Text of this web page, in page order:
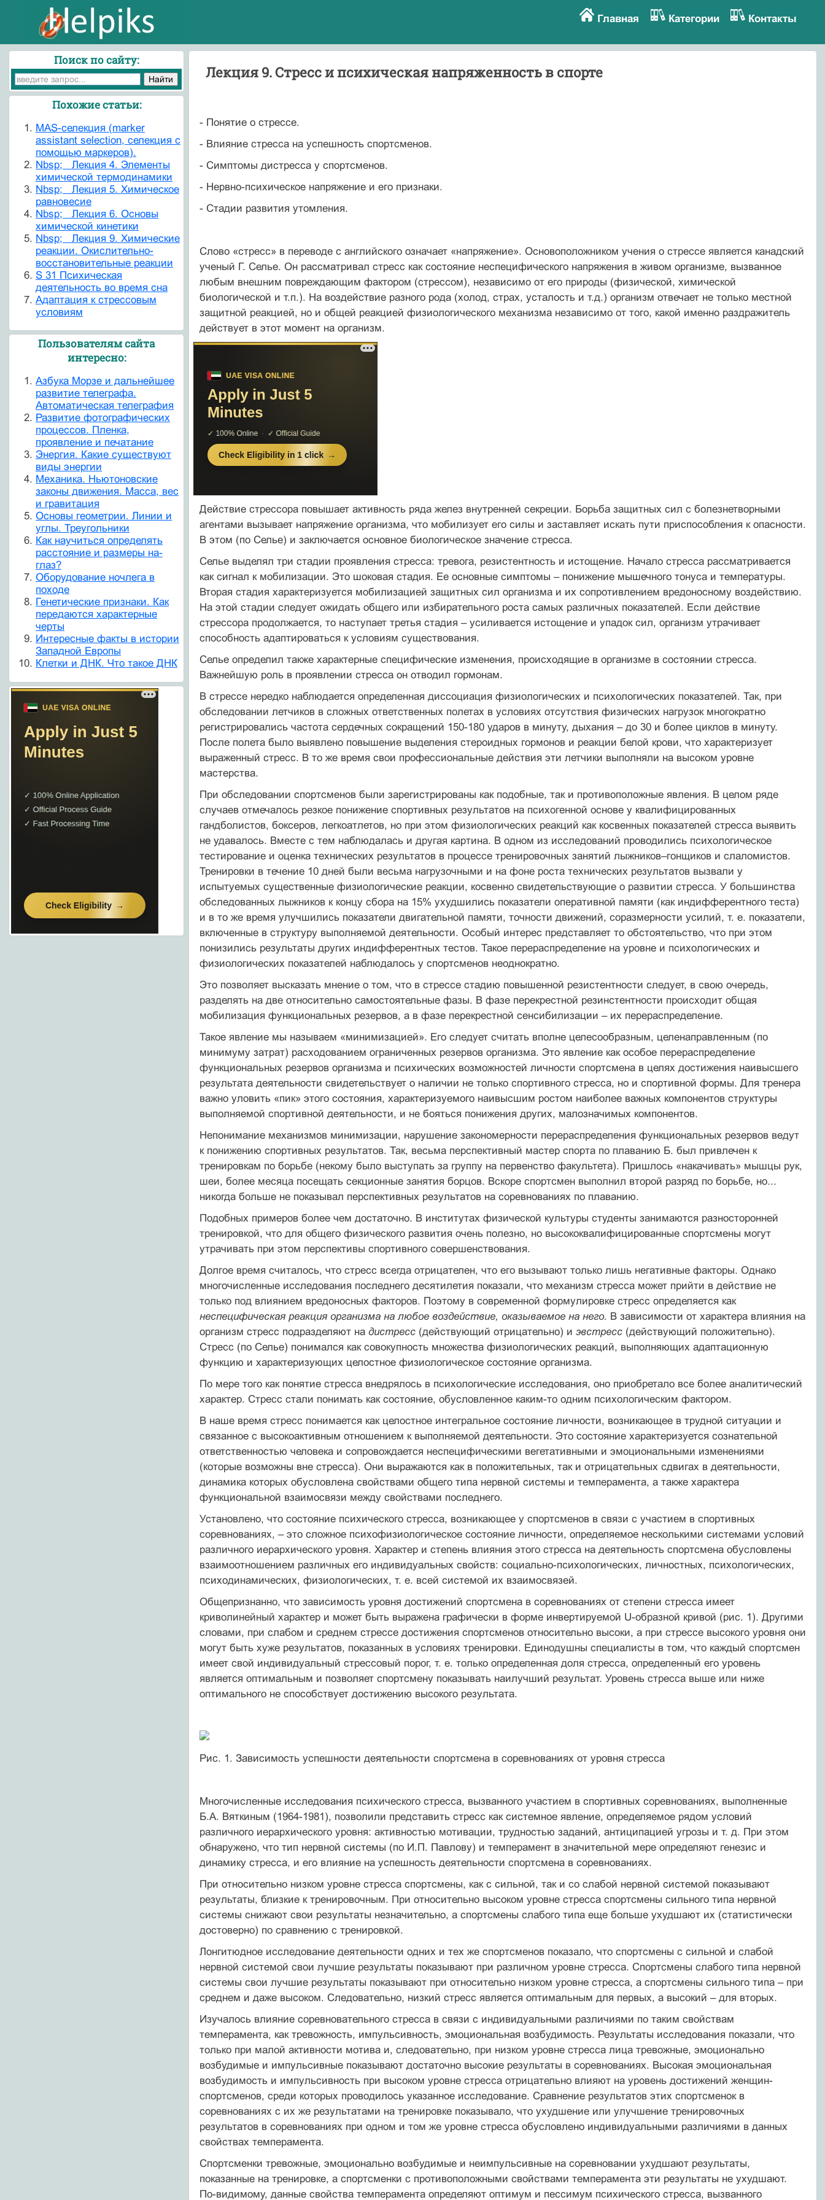
Главная Категории Контакты
Лекция 9. Стресс и психическая напряженность в спорте
- Понятие о стрессе.
- Влияние стресса на успешность спортсменов.
- Симптомы дистресса у спортсменов.
- Нервно-психическое напряжение и его признаки.
- Стадии развития утомления.
Слово «стресс» в переводе с английского означает «напряжение». Основоположником учения о стрессе является канадский
ученый Г. Селье. Он рассматривал стресс как состояние неспецифического напряжения в живом организме, вызванное
любым внешним повреждающим фактором (стрессом), независимо от его природы (физической, химической
биологической и т.п.). На воздействие разного рода (холод, страх, усталость и т.д.) организм отвечает не только местной
защитной реакцией, но и общей реакцией физиологического механизма независимо от того, какой именно раздражитель
действует в этот момент на организм.
Действие стрессора повышает активность ряда желез внутренней секреции. Борьба защитных сил с болезнетворными
агентами вызывает напряжение организма, что мобилизует его силы и заставляет искать пути приспособления к опасности.
В этом (по Селье) и заключается основное биологическое значение стресса.
Селье выделял три стадии проявления стресса: тревога, резистентность и истощение. Начало стресса рассматривается
как сигнал к мобилизации. Это шоковая стадия. Ее основные симптомы – понижение мышечного тонуса и температуры.
Вторая стадия характеризуется мобилизацией защитных сил организма и их сопротивлением вредоносному воздействию.
На этой стадии следует ожидать общего или избирательного роста самых различных показателей. Если действие
стрессора продолжается, то наступает третья стадия – усиливается истощение и упадок сил, организм утрачивает
способность адаптироваться к условиям существования.
Селье определил также характерные специфические изменения, происходящие в организме в состоянии стресса.
Важнейшую роль в проявлении стресса он отводил гормонам.
В стрессе нередко наблюдается определенная диссоциация физиологических и психологических показателей. Так, при
обследовании летчиков в сложных ответственных полетах в условиях отсутствия физических нагрузок многократно
регистрировались частота сердечных сокращений 150-180 ударов в минуту, дыхания – до 30 и более циклов в минуту.
После полета было выявлено повышение выделения стероидных гормонов и реакции белой крови, что характеризует
выраженный стресс. В то же время свои профессиональные действия эти летчики выполняли на высоком уровне
мастерства.
При обследовании спортсменов были зарегистрированы как подобные, так и противоположные явления. В целом ряде
случаев отмечалось резкое понижение спортивных результатов на психогенной основе у квалифицированных
гандболистов, боксеров, легкоатлетов, но при этом физиологических реакций как косвенных показателей стресса выявить
не удавалось. Вместе с тем наблюдалась и другая картина. В одном из исследований проводились психологическое
тестирование и оценка технических результатов в процессе тренировочных занятий лыжников–гонщиков и слаломистов.
Тренировки в течение 10 дней были весьма нагрузочными и на фоне роста технических результатов вызвали у
испытуемых существенные физиологические реакции, косвенно свидетельствующие о развитии стресса. У большинства
обследованных лыжников к концу сбора на 15% ухудшились показатели оперативной памяти (как индифферентного теста)
и в то же время улучшились показатели двигательной памяти, точности движений, соразмерности усилий, т. е. показатели,
включенные в структуру выполняемой деятельности. Особый интерес представляет то обстоятельство, что при этом
понизились результаты других индифферентных тестов. Такое перераспределение на уровне и психологических и
физиологических показателей наблюдалось у спортсменов неоднократно.
Это позволяет высказать мнение о том, что в стрессе стадию повышенной резистентности следует, в свою очередь,
разделять на две относительно самостоятельные фазы. В фазе перекрестной резинстентности происходит общая
мобилизация функциональных резервов, а в фазе перекрестной сенсибилизации – их перераспределение.
Такое явление мы называем «минимизацией». Его следует считать вполне целесообразным, целенаправленным (по
минимуму затрат) расходованием ограниченных резервов организма. Это явление как особое перераспределение
функциональных резервов организма и психических возможностей личности спортсмена в целях достижения наивысшего
результата деятельности свидетельствует о наличии не только спортивного стресса, но и спортивной формы. Для тренера
важно уловить «пик» этого состояния, характеризуемого наивысшим ростом наиболее важных компонентов структуры
выполняемой спортивной деятельности, и не бояться понижения других, малозначимых компонентов.
Непонимание механизмов минимизации, нарушение закономерности перераспределения функциональных резервов ведут
к понижению спортивных результатов. Так, весьма перспективный мастер спорта по плаванию Б. был привлечен к
тренировкам по борьбе (некому было выступать за группу на первенство факультета). Пришлось «накачивать» мышцы рук,
шеи, более месяца посещать секционные занятия борцов. Вскоре спортсмен выполнил второй разряд по борьбе, но...
никогда больше не показывал перспективных результатов на соревнованиях по плаванию.
Подобных примеров более чем достаточно. В институтах физической культуры студенты занимаются разносторонней
тренировкой, что для общего физического развития очень полезно, но высококвалифицированные спортсмены могут
утрачивать при этом перспективы спортивного совершенствования.
Долгое время считалось, что стресс всегда отрицателен, что его вызывают только лишь негативные факторы. Однако
многочисленные исследования последнего десятилетия показали, что механизм стресса может прийти в действие не
только под влиянием вредоносных факторов. Поэтому в современной формулировке стресс определяется как
неспецифическая реакция организма на любое воздействие, оказываемое на него. В зависимости от характера влияния на
организм стресс подразделяют на дистресс (действующий отрицательно) и эвстресс (действующий положительно).
Стресс (по Селье) понимался как совокупность множества физиологических реакций, выполняющих адаптационную
функцию и характеризующих целостное физиологическое состояние организма.
По мере того как понятие стресса внедрялось в психологические исследования, оно приобретало все более аналитический
характер. Стресс стали понимать как состояние, обусловленное каким-то одним психологическим фактором.
В наше время стресс понимается как целостное интегральное состояние личности, возникающее в трудной ситуации и
связанное с высокоактивным отношением к выполняемой деятельности. Это состояние характеризуется сознательной
ответственностью человека и сопровождается неспецифическими вегетативными и эмоциональными изменениями
(которые возможны вне стресса). Они выражаются как в положительных, так и отрицательных сдвигах в деятельности,
динамика которых обусловлена свойствами общего типа нервной системы и темперамента, а также характера
функциональной взаимосвязи между свойствами последнего.
Установлено, что состояние психического стресса, возникающее у спортсменов в связи с участием в спортивных
соревнованиях, – это сложное психофизиологическое состояние личности, определяемое несколькими системами условий
различного иерархического уровня. Характер и степень влияния этого стресса на деятельность спортсмена обусловлены
взаимоотношением различных его индивидуальных свойств: социально-психологических, личностных, психологических,
психодинамических, физиологических, т. е. всей системой их взаимосвязей.
Общепризнанно, что зависимость уровня достижений спортсмена в соревнованиях от степени стресса имеет
криволинейный характер и может быть выражена графически в форме инвертируемой U-образной кривой (рис. 1). Другими
словами, при слабом и среднем стрессе достижения спортсменов относительно высоки, а при стрессе высокого уровня они
могут быть хуже результатов, показанных в условиях тренировки. Единодушны специалисты в том, что каждый спортсмен
имеет свой индивидуальный стрессовый порог, т. е. только определенная доля стресса, определенный его уровень
является оптимальным и позволяет спортсмену показывать наилучший результат. Уровень стресса выше или ниже
оптимального не способствует достижению высокого результата.
Рис. 1. Зависимость успешности деятельности спортсмена в соревнованиях от уровня стресса
Многочисленные исследования психического стресса, вызванного участием в спортивных соревнованиях, выполненные
Б.А. Вяткиным (1964-1981), позволили представить стресс как системное явление, определяемое рядом условий
различного иерархического уровня: активностью мотивации, трудностью заданий, антиципацией угрозы и т. д. При этом
обнаружено, что тип нервной системы (по И.П. Павлову) и темперамент в значительной мере определяют генезис и
динамику стресса, и его влияние на успешность деятельности спортсмена в соревнованиях.
При относительно низком уровне стресса спортсмены, как с сильной, так и со слабой нервной системой показывают
результаты, близкие к тренировочным. При относительно высоком уровне стресса спортсмены сильного типа нервной
системы снижают свои результаты незначительно, а спортсмены слабого типа еще больше ухудшают их (статистически
достоверно) по сравнению с тренировкой.
Лонгитюдное исследование деятельности одних и тех же спортсменов показало, что спортсмены с сильной и слабой
нервной системой свои лучшие результаты показывают при различном уровне стресса. Спортсмены слабого типа нервной
системы свои лучшие результаты показывают при относительно низком уровне стресса, а спортсмены сильного типа – при
среднем и даже высоком. Следовательно, низкий стресс является оптимальным для первых, а высокий – для вторых.
Изучалось влияние соревновательного стресса в связи с индивидуальными различиями по таким свойствам
темперамента, как тревожность, импульсивность, эмоциональная возбудимость. Результаты исследования показали, что
только при малой активности мотива и, следовательно, при низком уровне стресса лица тревожные, эмоционально
возбудимые и импульсивные показывают достаточно высокие результаты в соревнованиях. Высокая эмоциональная
возбудимость и импульсивность при высоком уровне стресса отрицательно влияют на уровень достижений женщин-
спортсменов, среди которых проводилось указанное исследование. Сравнение результатов этих спортсменок в
соревнованиях с их же результатами на тренировке показывало, что ухудшение или улучшение тренировочных
результатов в соревнованиях при одном и том же уровне стресса обусловлено индивидуальными различиями в данных
свойствах темперамента.
Спортсменки тревожные, эмоционально возбудимые и неимпульсивные на соревновании ухудшают результаты,
показанные на тренировке, а спортсменки с противоположными свойствами темперамента эти результаты не ухудшают.
По-видимому, данные свойства темперамента определяют оптимум и пессимум психического стресса, вызванного
Поиск по сайту:
Похожие статьи:
MAS-селекция (marker
assistant selection, селекция с
помощью маркеров).
Nbsp; Лекция 4. Элементы
химической термодинамики
Nbsp; Лекция 5. Химическое
равновесие
Nbsp; Лекция 6. Основы
химической кинетики
Nbsp; Лекция 9. Химические
реакции. Окислительно-
восстановительные реакции
S 31 Психическая
деятельность во время сна
Адаптация к стрессовым
условиям
Пользователям сайта
интересно:
Азбука Морзе и дальнейшее
развитие телеграфа.
Автоматическая телеграфия
Развитие фотографических
процессов. Пленка,
проявление и печатание
Энергия. Какие существуют
виды энергии
Механика. Ньютоновские
законы движения. Масса, вес
и гравитация
Основы геометрии. Линии и
углы. Треугольники
Как научиться определять
расстояние и размеры на-
глаз?
Оборудование ночлега в
походе
Генетические признаки. Как
передаются характерные
черты
Интересные факты в истории
Западной Европы
Клетки и ДНК. Что такое ДНК